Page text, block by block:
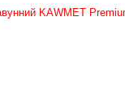
KAWMET